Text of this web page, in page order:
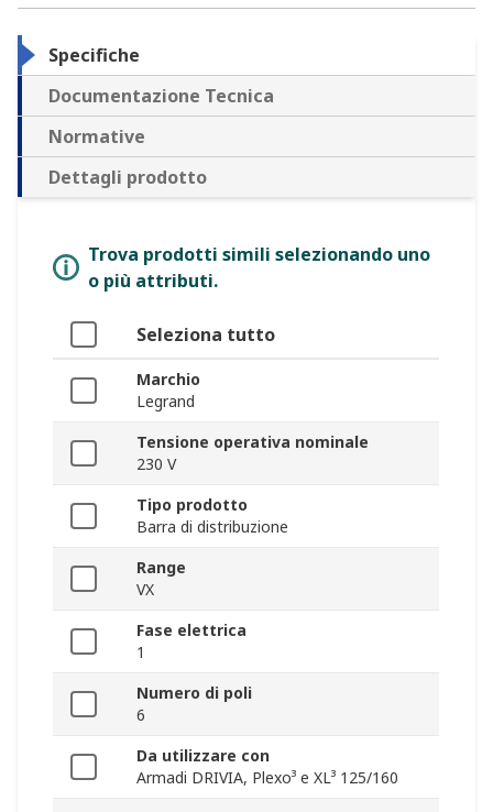
Specifiche
Documentazione Tecnica
Normative
Dettagli prodotto
Trova prodotti simili selezionando uno
o più attributi.
Seleziona tutto
Marchio
Legrand
Tensione operativa nominale
230 V
Tipo prodotto
Barra di distribuzione
Range
VX
Fase elettrica
1
Numero di poli
6
Da utilizzare con
Armadi DRIVIA, Plexo³ e XL³ 125/160